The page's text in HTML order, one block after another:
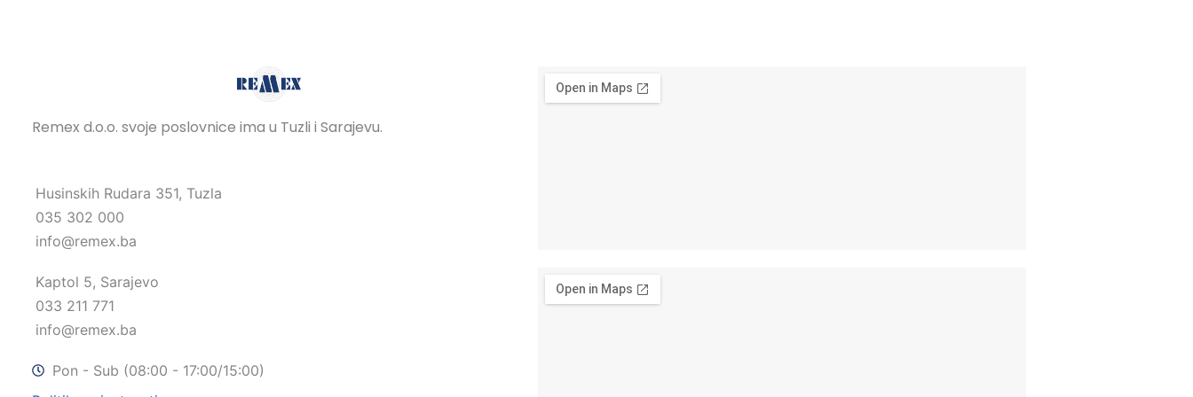
Remex d.o.o. svoje poslovnice ima u Tuzli i Sarajevu.
Husinskih Rudara 351, Tuzla
035 302 000
info@remex.ba
Kaptol 5, Sarajevo
033 211 771
info@remex.ba
Pon - Sub (08:00 - 17:00/15:00)